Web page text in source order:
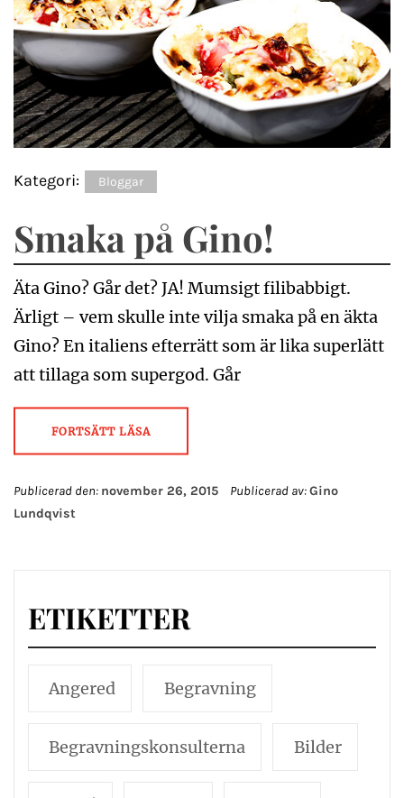
Kategori: Bloggar
Smaka på Gino!
Äta Gino? Går det? JA! Mumsigt filibabbigt.
Ärligt – vem skulle inte vilja smaka på en äkta
Gino? En italiens efterrätt som är lika superlätt
att tillaga som supergod. Går
FORTSÄTT LÄSA
Publicerad den: november 26, 2015 Publicerad av:Gino
Lundqvist
ETIKETTER
Angered Begravning
Begravningskonsulterna Bilder